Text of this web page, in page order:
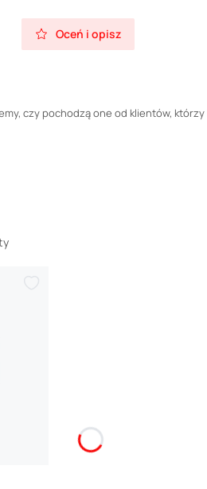
Oceń i opisz
czy pochodzą one od klientów,